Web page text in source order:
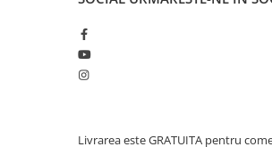
Livrarea este GRATUITA pentru